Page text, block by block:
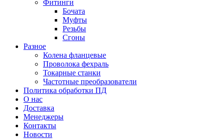
Фитинги
Бочата
Муфты
Резьбы
Сгоны
Разное
Колена фланцевые
Проволока фехраль
Токарные станки
Частотные преобразователи
Политика обработки ПД
О нас
Доставка
Менеджеры
Контакты
Новости